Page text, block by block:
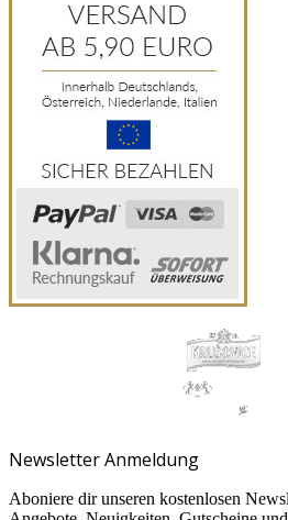
Newsletter Anmeldung
Aboniere dir unseren kostenlosen